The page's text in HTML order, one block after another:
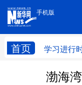
手机版
首页 学习进行
手机版
学习进行时渤海